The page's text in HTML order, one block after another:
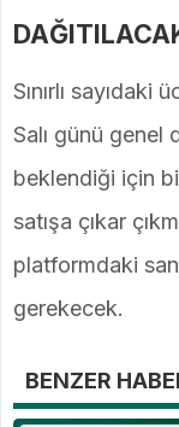
Sınırlı
Salı günü genel
beklendiği için
satışa çıkar
platformdaki
gerekecek.
BENZER